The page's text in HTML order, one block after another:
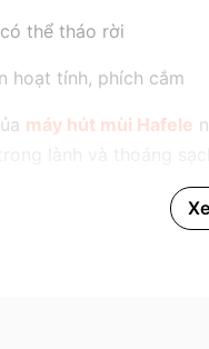
thể tháo rời
hoạt tính, phích cắm
máy hút mùi Hafele
lành và thoáng